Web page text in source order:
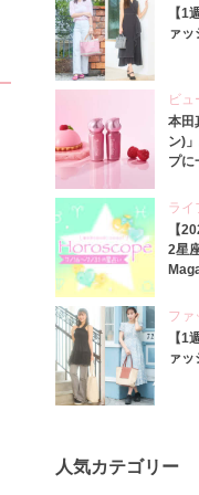
【1
ァ
ビュ
本田
ン)
プに
ライ
【
2星
ファ
【1
ァ
人気カテゴリー